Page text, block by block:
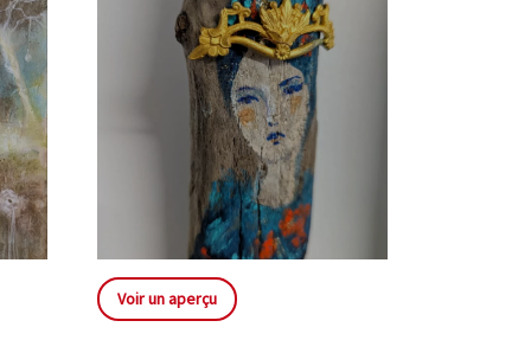
Voir un aperçu